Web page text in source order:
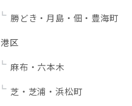
勝どき・月島・佃・豊海町
港区
麻布・六本木
芝・芝浦・浜松町